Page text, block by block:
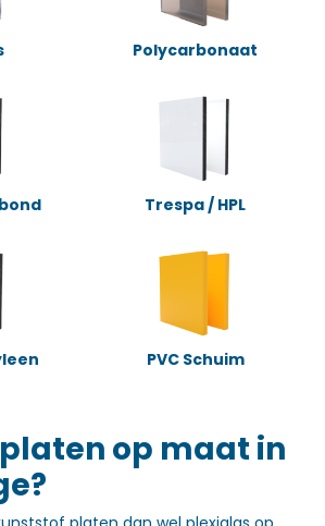
Polycarbonaat
Trespa / HPL
PVC Schuim
op maat in